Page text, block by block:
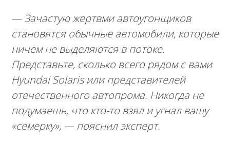
— Зачастую жертвми автоугонщиков
становятся обычные автомобили, которые
ничем не выделяются в потоке.
Представьте, сколько всего рядом с вами
Hyundai Solaris или представителей
отечественного автопрома. Никогда не
подумаешь, что кто-то взял и угнал вашу
«семерку»,— пояснил эксперт.